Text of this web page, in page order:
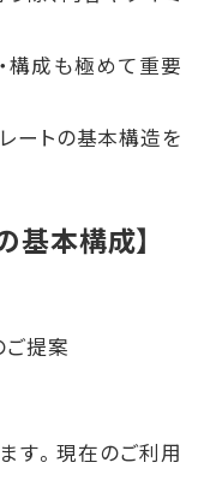
構成も極めて重要
ートの基本構造を
基本構成】
提案
す。現在のご利用